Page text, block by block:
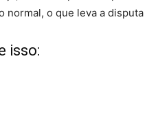
normal, o que leva a
isso: